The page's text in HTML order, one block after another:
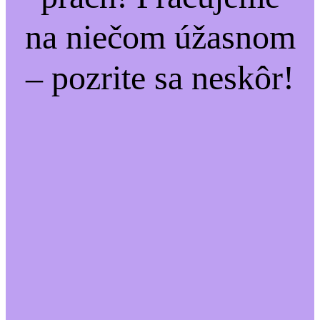
na niečom úžasnom
– pozrite sa neskôr!